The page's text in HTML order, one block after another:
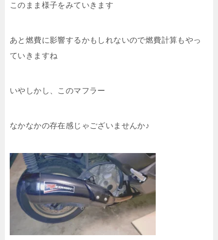
このまま様子をみていきます
あと燃費に影響するかもしれないので燃費計算もやっ
ていきますね
いやしかし、このマフラー
なかなかの存在感じゃございませんか♪